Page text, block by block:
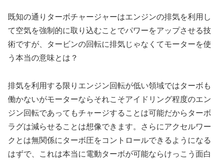
既知の通りターボチャージャーはエンジンの排気を利用し
て空気を強制的に取り込むことでパワーをアップさせる技
術ですが、タービンの回転に排気じゃなくてモーターを使
う本当の意味とは？
排気を利用する限りエンジン回転が低い領域ではターボも
働かないがモーターならそれこそアイドリング程度のエン
ジン回転であってもチャージすることは可能だからターボ
ラグは減らせることは想像できます。さらにアクセルワー
クとは無関係にターボ圧をコントロールできるようになる
はずで、これは本当に電動ターボが可能ならけっこう面白